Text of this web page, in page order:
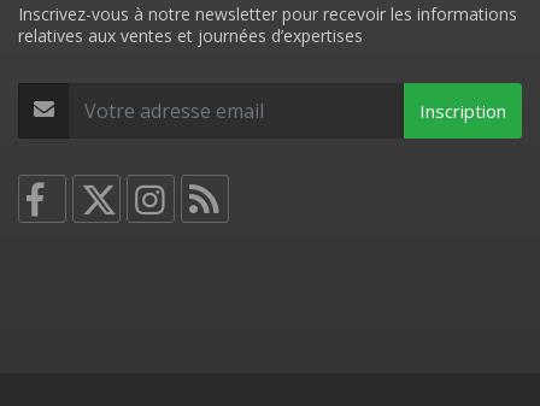
Inscrivez-vous à notre newsletter pour recevoir les informations
relatives aux ventes et journées d’expertises
Inscription